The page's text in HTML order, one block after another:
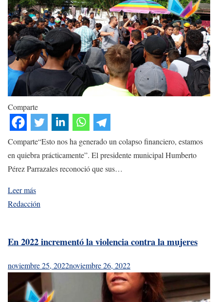
Comparte
Comparte“Esto nos ha generado un colapso financiero, estamos
en quiebra prácticamente”. El presidente municipal Humberto
Pérez Parrazales reconoció que sus…
Leer más
Redacción
En 2022 incrementó la violencia contra la mujeres
noviembre 25, 2022noviembre 26, 2022